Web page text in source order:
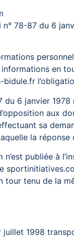
78-87 du 6
en
6 janvier
aux
sa
la
publiée à
tour tenu de la
1998